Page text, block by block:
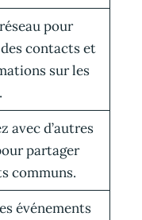
pour
contacts et
sur les
avec d’autres
partager
communs.
événements